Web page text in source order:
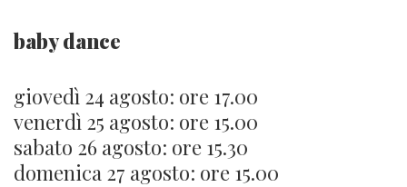
baby dance
giovedì 24 agosto: ore 17.00
venerdì 25 agosto: ore 15.00
sabato 26 agosto: ore 15.30
domenica 27 agosto: ore 15.00